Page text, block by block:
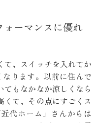
ーマンスに優れ
て、スイッチを入れてか
ります。以前に住んで
もなかなか涼しくなら
て、その点にすごくス
代ホーム」さんからは